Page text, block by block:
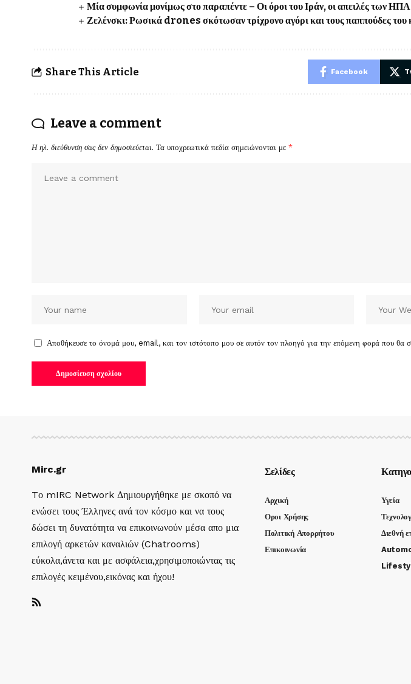
Μία συμφωνία μονίμως στο παραπέντε – Οι όροι του Ιράν, οι απειλές των
Ζελένσκι: Ρωσικά drones σκότωσαν τρίχρονο αγόρι και τους παππούδες του
Share This Article Facebook
Leave a comment
Η ηλ. διεύθυνση σας δεν δημοσιεύεται. Τα υποχρεωτικά πεδία σημειώνονται με *
Αποθήκευσε το όνομά μου, email, και τον ιστότοπο μου σε αυτόν τον πλοηγό για την επόμενη φορά που θα
Mirc.gr
Tο mIRC Network Δημιουργήθηκε με σκοπό να
ενώσει τους Έλληνες ανά τον κόσμο και να τους
δώσει τη δυνατότητα να επικοινωνούν μέσα απο μια
επιλογή αρκετών καναλιών (Chatrooms)
εύκολα,άνετα και με ασφάλεια,χρησιμοποιώντας τις
επιλογές κειμένου,εικόνας και ήχου!
Σελίδες
Αρχική
Οροι Χρήσης
Πολιτική Απορρήτου
Επικοινωνία
Υγεία
Διεθνή